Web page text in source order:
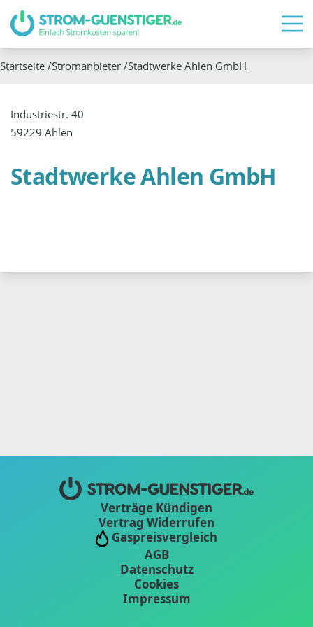
Startseite /Stromanbieter /Stadtwerke Ahlen GmbH
Stadtwerke Ahlen GmbH
Industriestr. 40
59229 Ahlen
Verträge Kündigen
Vertrag Widerrufen
Gaspreisvergleich
AGB
Datenschutz
Cookies
Impressum